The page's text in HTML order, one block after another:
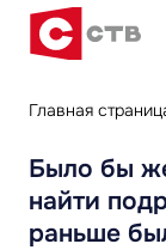
Главная
Было бы
найти
раньше